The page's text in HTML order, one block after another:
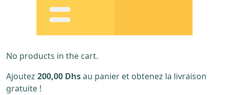
No products in the cart.
Ajoutez 200,00 Dhsau panier et obtenez la livraison
gratuite !